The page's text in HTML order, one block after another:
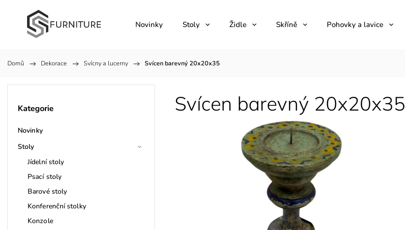
Novinky Stoly Židle Skříně Pohovky a lavice
Domů / Dekorace / Svícny a lucerny / Svícen barevný 20x20x35
Kategorie
Novinky
Stoly
Jídelní stoly
Psací stoly
Barové stoly
Konferenční stolky
Konzole
Svícen barevný 20x20x35